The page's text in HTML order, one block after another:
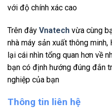
với độ chính xác cao
Trên đây Vnatech vừa cùng
nhà máy sản xuất thông
lại cái nhìn tổng quan hơn về
bạn có định hướng đúng đắn
nghiệp của bạn
Thông tin liên hệ